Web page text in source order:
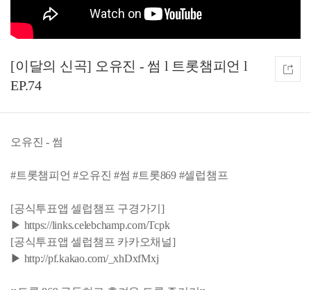
[이달의 신곡] 오유진 - 썸 l 트롯챔피언 l
EP.74
오유진 - 썸
#트롯챔피언 #오유진 #썸 #트롯869 #셀럽챔프
[공식투표앱 셀럽챔프 구경가기]
▶ https://links.celebchamp.com/Tcpk
[공식투표앱 셀럽챔프 카카오채널]
▶ http://pf.kakao.com/_xhDxfMxj